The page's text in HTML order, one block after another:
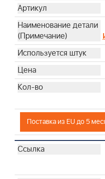
Поставка из EU до 5